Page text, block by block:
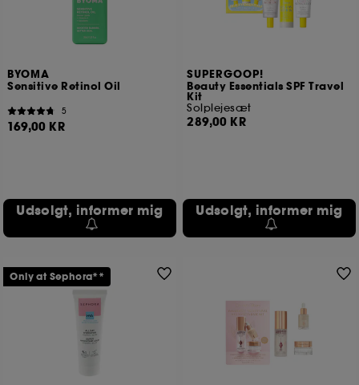
BYOMA
Sensitive Retinol Oil
5
169,00 KR
Udsolgt, informer mig
SUPERGOOP!
Beauty Essentials SPF Travel
Kit
Solplejesæt
289,00 KR
Udsolgt, informer mig
Only at Sephora**